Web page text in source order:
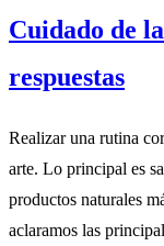
Cuidado de
respuestas
Realizar una rutina
arte. Lo principal es
productos naturales
aclaramos las